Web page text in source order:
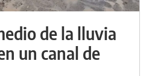
de la lluvia
un canal de